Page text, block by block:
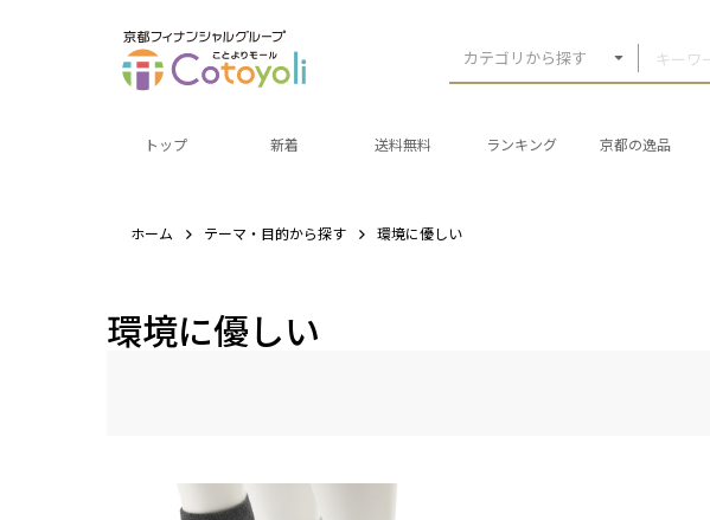
カテゴリから探す
トップ 新着 送料無料 ランキング 京都の逸品
ホーム テーマ・目的から探す 環境に優しい
環境に優しい